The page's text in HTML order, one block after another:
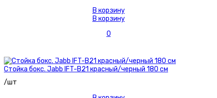
В корзину
В корзину
0
Стойка бокс. Jabb IFT-B21 красный/черный 180 см
/шт